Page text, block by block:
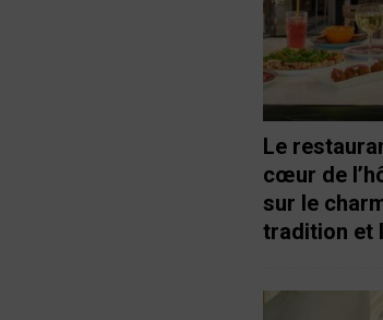
Le
cœur de
sur le
tradition et